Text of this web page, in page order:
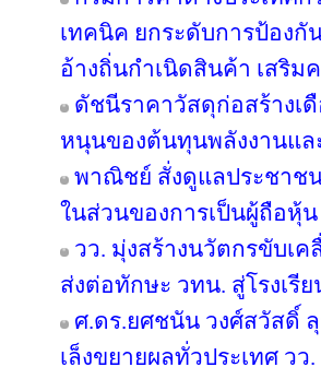
เทคนิค ยกระดับการป้องกั
อ้างถิ่นกำเนิดสินค้า เสริม
ดัชนีราคาวัสดุก่อสร้างเ
หนุนของต้นทุนพลังงานแล
พาณิชย์ สั่งดูแลประชาช
ในส่วนของการเป็นผู้ถือหุ้
วว. มุ่งสร้างนวัตกรขับเ
ส่งต่อทักษะ วทน. สู่โรงเรี
ศ.ดร.ยศชนัน วงศ์สวัสดิ์
เล็งขยายผลทั่วประเทศ ว